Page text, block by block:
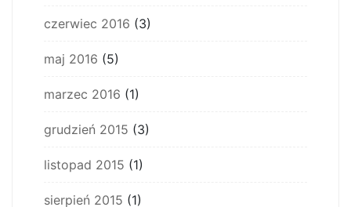
czerwiec 2016 (3)
maj 2016 (5)
marzec 2016 (1)
grudzień 2015 (3)
listopad 2015 (1)
sierpień 2015 (1)